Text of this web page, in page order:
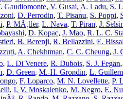
Gaudiomonte, V. Gusai, A. Ladu, S.
, D. Perrodin, T. Pisanu, S. Poppi,
, P. MÃ¸ller, L. Nava, T. Piran, J.
, D. Kopac, J. Mao, R. L. C.
, B. Berenji, R. Bellazzini, E.
, A. Chekhtman, C. C. Cheung, J.
, L. Di Venere, R. Dubois, S. J. Fegan,
, D. Green, M.-H. Grondin, L.
, F. Loparco, M. N. Lovellette, P.
, I. V. Moskalenko, M. Negro, E.